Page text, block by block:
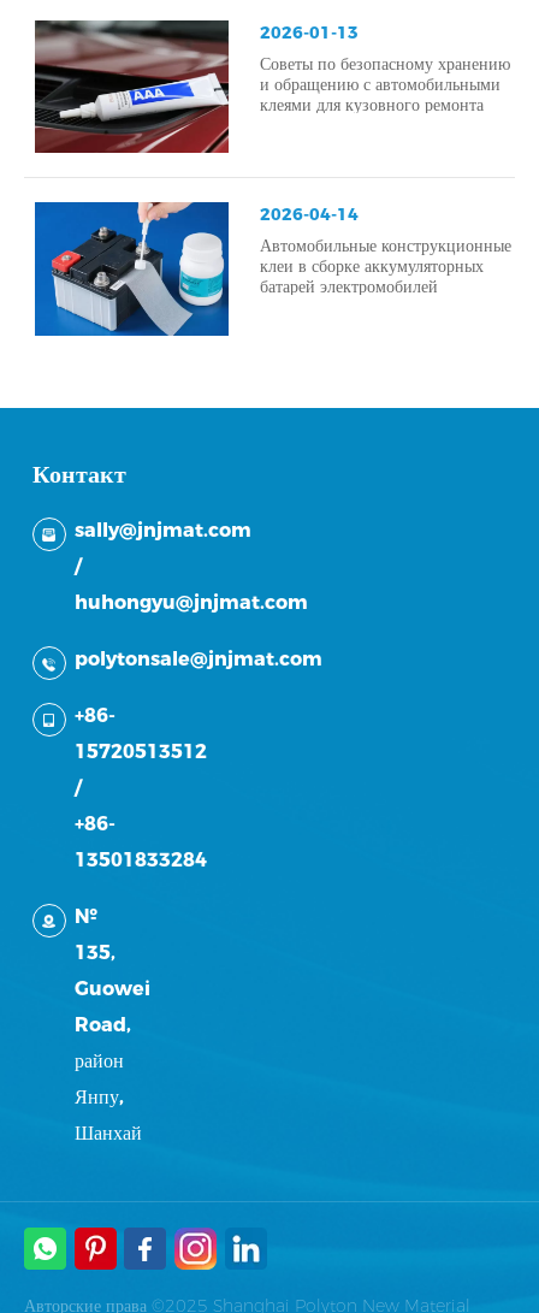
2026-01-13
Советы по безопасному хранению
и обращению с автомобильными
клеями для кузовного ремонта
2026-04-14
Автомобильные конструкционные
клеи в сборке аккумуляторных
батарей электромобилей
Контакт
sally@jnjmat.com
/
huhongyu@jnjmat.com
polytonsale@jnjmat.com
+86-
15720513512
/
+86-
13501833284
№
135,
Guowei
Road,
район
Янпу,
Шанхай
Авторские права ©2025 Shanghai Polyton New Material